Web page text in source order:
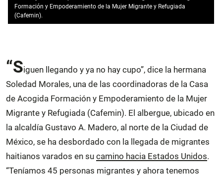
Formación y Empoderamiento de la Mujer Migrante y Refugiada
(Cafemin).
“Siguen llegando y ya no hay cupo”, dice la hermana
Soledad Morales, una de las coordinadoras de la Casa
de Acogida Formación y Empoderamiento de la Mujer
Migrante y Refugiada (Cafemin). El albergue, ubicado en
la alcaldía Gustavo A. Madero, al norte de la Ciudad de
México, se ha desbordado con la llegada de migrantes
haitianos varados en su camino hacia Estados Unidos.
“Teníamos 45 personas migrantes y ahora tenemos